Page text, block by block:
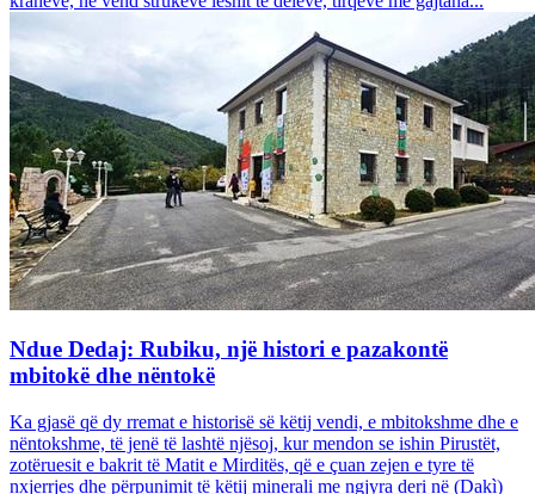
Ndue Dedaj: Rubiku, një histori e pazakontë
mbitokë dhe nëntokë
Ka gjasë që dy rremat e historisë së këtij vendi, e mbitokshme dhe e
nëntokshme, të jenë të lashtë njësoj, kur mendon se ishin Pirustët,
zotëruesit e bakrit të Matit e Mirditës, që e çuan zejen e tyre të
nxjerrjes dhe përpunimit të këtij minerali me ngjyra deri në (Dakì)